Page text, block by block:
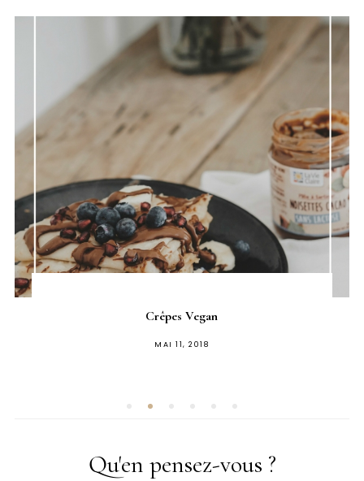
Crêpes Vegan
PUBLIÉ
MAI 11, 2018
Qu'en pensez-vous ?